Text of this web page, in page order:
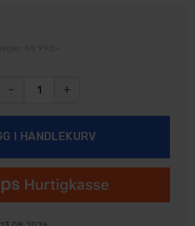
- +